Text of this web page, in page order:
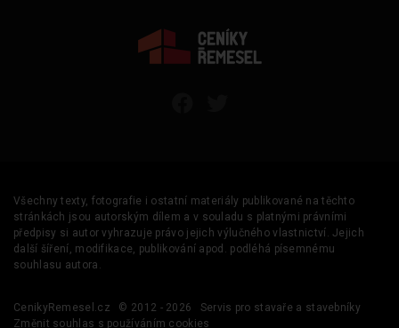
Všechny texty, fotografie i ostatní materiály publikované na těchto
stránkách jsou autorským dílem a v souladu s platnými právními
předpisy si autor vyhrazuje právo jejich výlučného vlastnictví. Jejich
další šíření, modifikace, publikování apod. podléhá písemnému
souhlasu autora.
CenikyRemesel.cz © 2012 - 2026
Servis pro stavaře a stavebníky
Změnit souhlas s používáním cookies